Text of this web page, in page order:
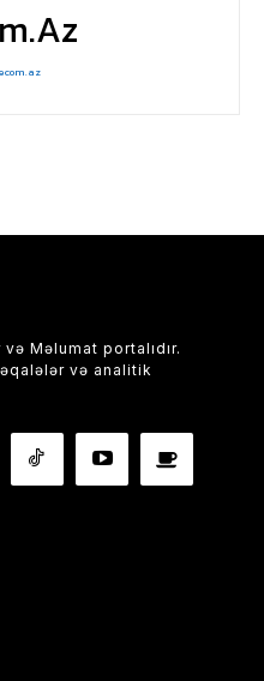
Məlumat portalıdır.
və analitik